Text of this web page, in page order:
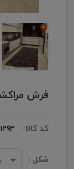
فرش مراکشی
کد کالا :
شکل :